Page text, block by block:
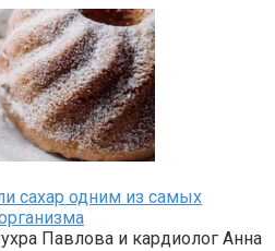
сахар одним из самых
Павлова и кардиолог Анна